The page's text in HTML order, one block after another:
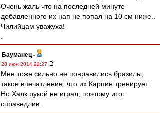
Очень жаль что на последней минуте
добавленного их нап не попал на 10 см ниже..
Чилийцам уважуха!
Бауманец -
28 июн 2014 22:27
Мне тоже сильно не понравились бразилы,
такое впечатление, что их Карпин тренирует.
Но Халк рукой не играл, поэтому итог
справедлив.